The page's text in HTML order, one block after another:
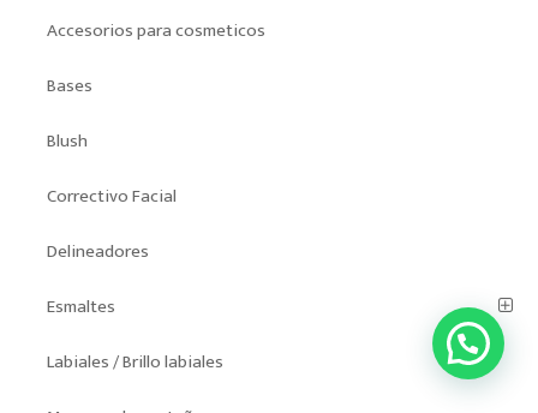
Accesorios para cosmeticos
Bases
Blush
Correctivo Facial
Delineadores
Esmaltes
Labiales / Brillo labiales